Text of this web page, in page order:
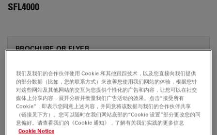
SFL4000
BROCHURE OR FLYER
Leica SFL100-7000-Brochure de
Jul 27, 2026 PDF, 2 MB
DOWNLOAD
我们及我们的合作伙伴使用 Cookie 和其他跟踪技术，以及您直接向我们提供
的部分数据（比如，您的联系方式）来改善您使用我们网站的体验，根据您针
对这些网站及其他网站的交互为您提供个性化的广告和内容，让您可以在社交
媒体上分享内容，展开分析并衡量我们广告活动的效果。点击“接受所有
Cookie”，即表示您同意上述内容，并同意将该数据与我们的合作伙伴共享
（链接见下方）。您可以随时在我们网站底部的“Cookie 设置”部分更改您的同
意偏好。请查看我们的《Cookie 通知》，了解有关我们实践的更多信息
Cookie Notice